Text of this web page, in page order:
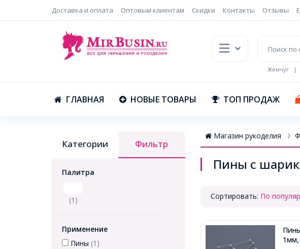
Доставка и оплата Оптовым клиентам Скидки Контакты Отзывы
Жемчуг |
ГЛАВНАЯ НОВЫЕ ТОВАРЫ ТОП ПРОДАЖ
Категории Фильтр
Палитра
(1)
Применение
Пины (1)
Магазин рукоделия
Пины с
Сортировать: По